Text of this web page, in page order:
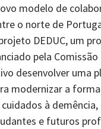
modelo de
o norte de
DEDUC, um
pela
desenvolver uma
modernizar a
à demência,
e futuros